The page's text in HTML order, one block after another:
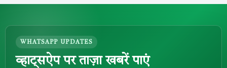
WHATSAPP UPDATES
व्हाट्सऐप पर ताज़ा खबरें पाएं